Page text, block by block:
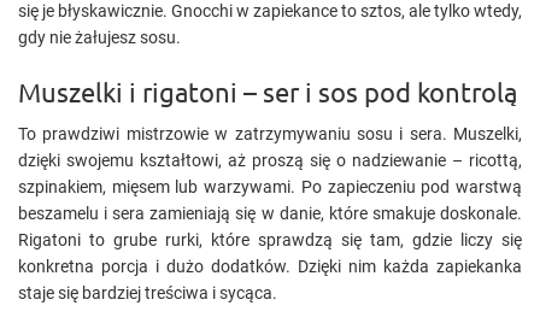
się je błyskawicznie. Gnocchi w zapiekance to sztos, ale tylko wtedy,
gdy nie żałujesz sosu.
Muszelki i rigatoni – ser i sos pod kontrolą
To prawdziwi mistrzowie w zatrzymywaniu sosu i sera. Muszelki,
dzięki swojemu kształtowi, aż proszą się o nadziewanie – ricottą,
szpinakiem, mięsem lub warzywami. Po zapieczeniu pod warstwą
beszamelu i sera zamieniają się w danie, które smakuje doskonale.
Rigatoni to grube rurki, które sprawdzą się tam, gdzie liczy się
konkretna porcja i dużo dodatków. Dzięki nim każda zapiekanka
staje się bardziej treściwa i sycąca.